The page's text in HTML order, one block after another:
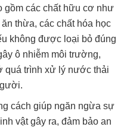
gồm các chất hữu cơ như
thừa, các chất hóa học
không được loại bỏ đúng
ô nhiễm môi trường,
quá trình xử lý nước thải
cách giúp ngăn ngừa sự
vật gây ra, đảm bảo an